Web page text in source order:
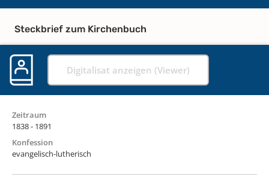
Steckbrief zum Kirchenbuch
Digitalisat anzeigen (Viewer)
Zeitraum
1838 - 1891
Konfession
evangelisch-lutherisch